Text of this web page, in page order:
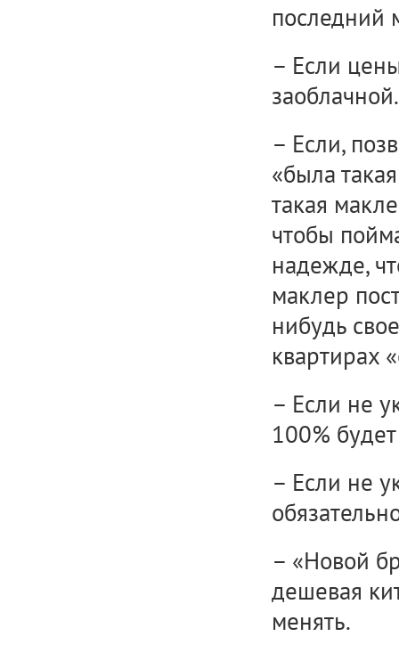
последний
– Если
заоблачной.
– Если,
«была
такая
чтобы
надежде,
маклер
нибудь
квартирах
– Если не
100%
– Если не
– «Новой
дешевая
менять.